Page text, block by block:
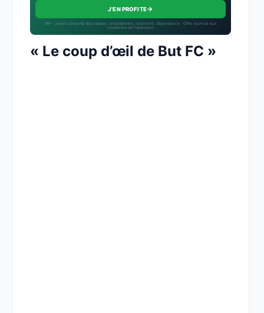
J'EN PROFITE→
18+ · Jouer comporte des risques : endettement, isolement, dépendance · Offre soumise aux
conditions de l’opérateur.
« Le coup d’œil de But FC »